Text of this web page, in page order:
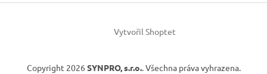
Vytvořil Shoptet
Copyright 2026 SYNPRO, s.r.o.. Všechna práva vyhrazena.